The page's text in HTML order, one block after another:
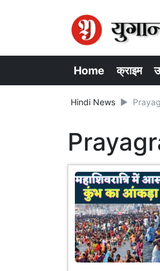
Home क्राइम
Hindi News